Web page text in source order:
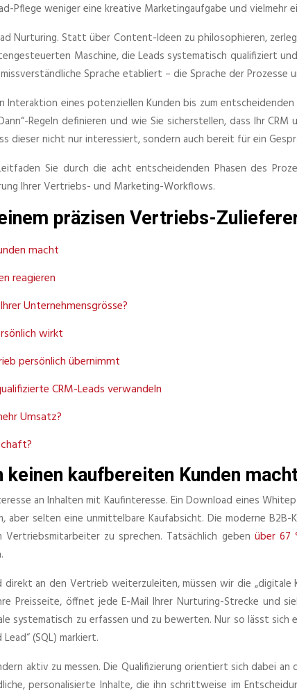
Pflege weniger eine kreative Marketingaufgabe und vielmehr
Nurturing. Statt über Content-Ideen zu philosophieren,
Maschine, die Leads systematisch qualifiziert
Sprache etabliert – die Sprache der Prozesse
eines potenziellen Kunden bis zum
Regeln definieren und wie Sie sicherstellen, dass Ihr
dieser nicht nur interessiert, sondern auch bereit für ein
Sie durch die acht entscheidenden Phasen des
Ihrer Vertriebs- und Marketing-Workflows.
präzisen Vertriebs-
macht
reagieren
Unternehmensgrösse?
wirkt
persönlich übernimmt
CRM-Leads verwandeln
Umsatz?
kaufbereiten Kunden
an Inhalten mit Kaufinteresse. Ein Download eines
aber selten eine unmittelbare Kaufabsicht. Die moderne
zu sprechen. Tatsächlich geben über 67
an den Vertrieb weiterzuleiten, müssen wir die „digitale
Preisseite, öffnet jede E-Mail Ihrer Nurturing-Strecke und
systematisch zu erfassen und zu bewerten. Nur so lässt sich
(SQL) markiert.
aktiv zu messen. Die Qualifizierung orientiert sich dabei
personalisierte Inhalte, die ihn schrittweise im